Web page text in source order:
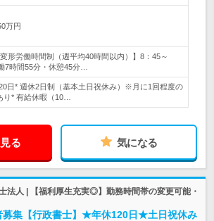
万円
変形労働時間制（週平均40時間以内）】8：45～
7時間55分・休憩45分…
日* 週休2日制（基本土日祝休み）※月に1回程度の
り* 有給休暇（10…
る 気になる
法人 | 【福利厚生充実◎】勤務時間帯の変更可能・
募集【行政書士】★年休120日★土日祝休み